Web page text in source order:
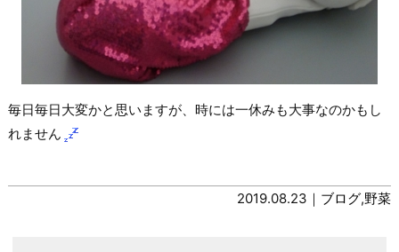
毎日毎日大変かと思いますが、時には一休みも大事なのかもし
れません
2019.08.23｜ ブログ,野菜